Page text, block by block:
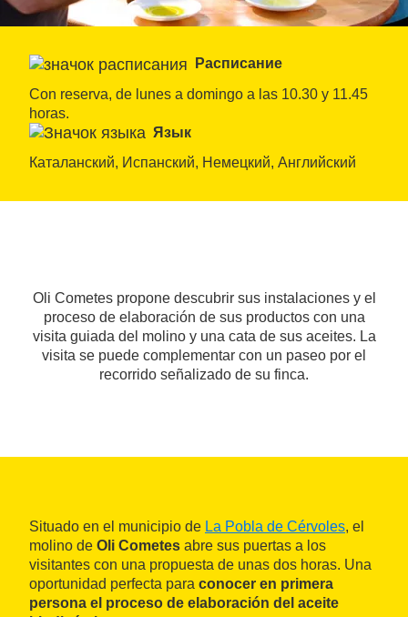
Расписание
Con reserva, de lunes a domingo a las 10.30 y 11.45
horas.
Язык
Каталанский, Испанский, Немецкий, Английский
Oli Cometes propone descubrir sus instalaciones y el
proceso de elaboración de sus productos con una
visita guiada del molino y una cata de sus aceites. La
visita se puede complementar con un paseo por el
recorrido señalizado de su finca.
Situado en el municipio de La Pobla de Cérvoles, el
molino de Oli Cometes abre sus puertas a los
visitantes con una propuesta de unas dos horas. Una
oportunidad perfecta para conocer en primera
persona el proceso de elaboración del aceite